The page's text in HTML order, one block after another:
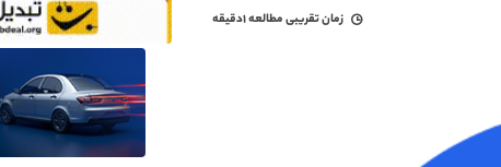
زمان تقریبی مطالعه۱دقیقه